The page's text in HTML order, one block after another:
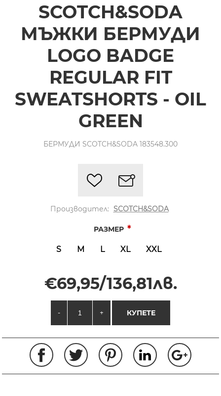
SCOTCH&SODA
МЪЖКИ БЕРМУДИ
LOGO BADGE
REGULAR FIT
SWEATSHORTS - OIL
GREEN
БЕРМУДИ SCOTCH&SODA 183548.300
Производител: SCOTCH&SODA
РАЗМЕР *
S M L XL XXL
€69,95/136,81лв.
- + КУПЕТЕ